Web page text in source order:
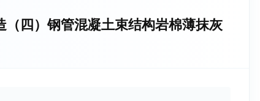
四）钢管混凝土束结构岩棉薄抹灰